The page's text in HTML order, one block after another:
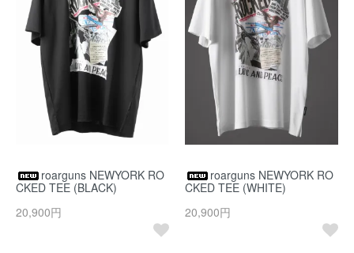
roarguns NEWYORK RO
CKED TEE (BLACK)
20,900円
roarguns NEWYORK RO
CKED TEE (WHITE)
20,900円